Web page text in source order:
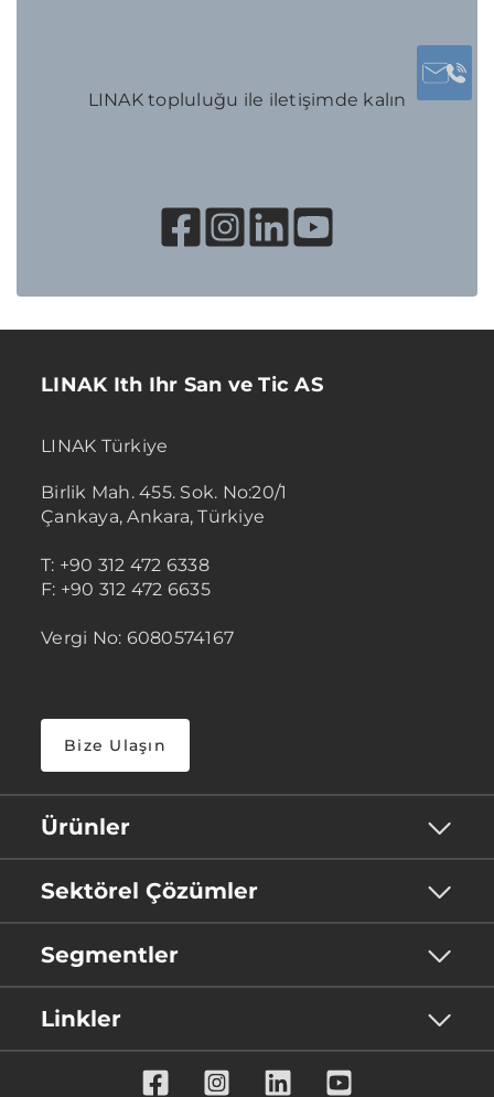
LINAK topluluğu ile iletişimde kalın
LINAK Ith Ihr San ve Tic AS
LINAK Türkiye
Birlik Mah. 455. Sok. No:20/1
Çankaya, Ankara, Türkiye
T: +90 312 472 6338
F: +90 312 472 6635
Vergi No: 6080574167
Bize Ulaşın
Ürünler
Sektörel Çözümler
Segmentler
Linkler